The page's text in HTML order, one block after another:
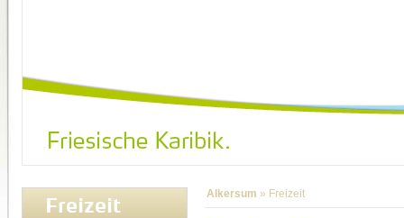
Alkersum » Freizeit
Freizeit